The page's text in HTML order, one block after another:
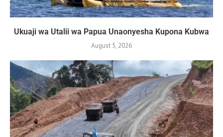
Ukuaji wa Utalii wa Papua Unaonyesha Kupona Kubwa
August 5, 2026